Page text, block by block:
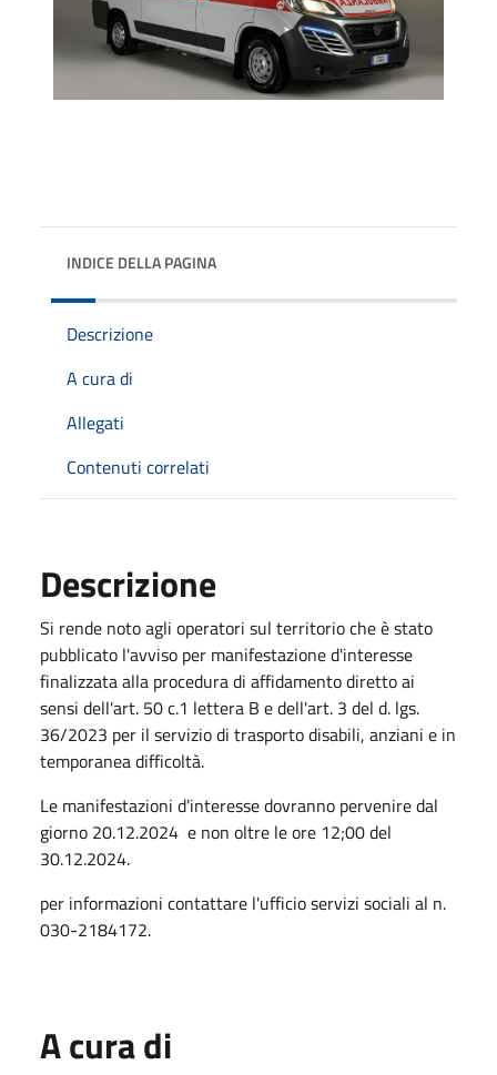
INDICE DELLA PAGINA
Descrizione
A cura di
Allegati
Contenuti correlati
Descrizione
Si rende noto agli operatori sul territorio che è stato
pubblicato l'avviso per manifestazione d'interesse
finalizzata alla procedura di affidamento diretto ai
sensi dell'art. 50 c.1 lettera B e dell'art. 3 del d. lgs.
36/2023 per il servizio di trasporto disabili, anziani e in
temporanea difficoltà.
Le manifestazioni d'interesse dovranno pervenire dal
giorno 20.12.2024 e non oltre le ore 12;00 del
30.12.2024.
per informazioni contattare l'ufficio servizi sociali al n.
030-2184172.
A cura di